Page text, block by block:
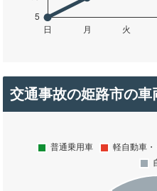
交通事故の姫路市の車